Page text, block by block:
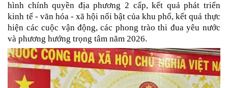
hình chính quyền địa phương 2 cấp, kết quả phát triển
kinh tế - văn hóa - xã hội nổi bật của khu phố, kết quả thực
hiện các cuộc vận động, các phong trào thi đua yêu nước
và phương hướng trọng tâm năm 2026.